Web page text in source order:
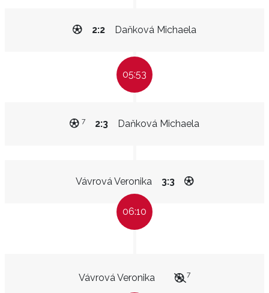
Daňková Michaela
2:2
05:53
Daňková Michaela
2:3
7
Vávrová Veronika 3:3
06:10
Vávrová Veronika 7